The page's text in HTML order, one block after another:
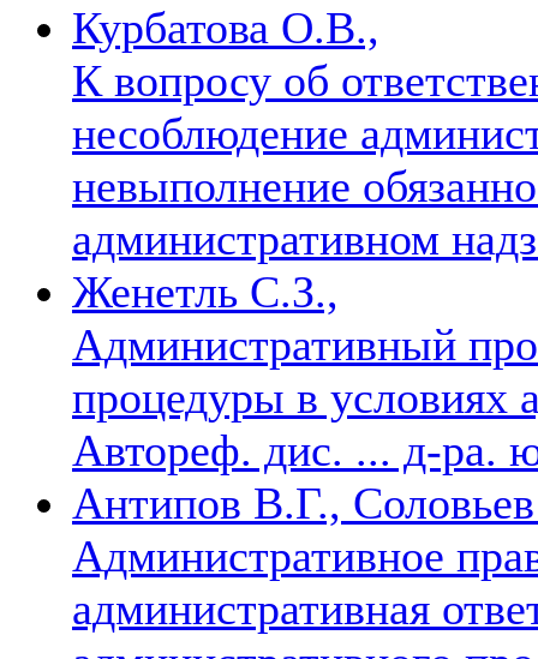
Курбатова О.В.,
К вопросу об
несоблюдение
невыполнение
административном
Женетль С.З.,
Административный
процедуры в условиях
Автореф. дис. ... д-ра.
Антипов В.Г.,
Административное
административная